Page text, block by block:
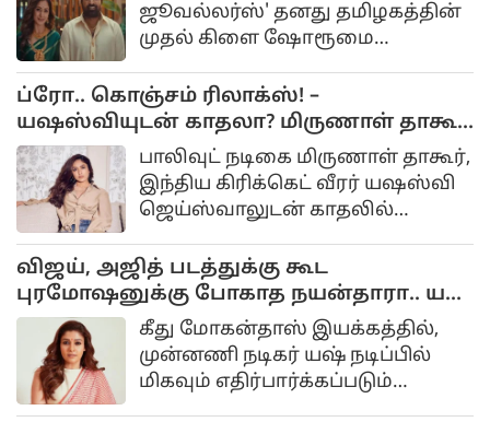
ஜூவல்லர்ஸ்' தனது தமிழகத்தின்
முதல் கிளை ஷோரூமை
பிரம்மாண்டமாகத்
தொடங்கியுள்ளது. இந்த புதிய
பிராண்டின் தமிழகத்திற்கான
பிராண்ட் தூதுவராக மக்கள்
செல்வன் விஜய் சேதுபதி
அறிவிக்கப்பட்டுள்ளார். ஏற்கனவே
நடிகை சிம்ரன் இந்த
நிறுவனத்தின் விளம்பர
பணிகளில் ஈடுபட்டுள்ள
நிலையில், தற்போது விஜய்
சேதுபதியும் இணைந்திருப்பது
ரசிகர்களை
ப்ரோ.. கொஞ்சம் ரிலாக்ஸ்! –
யஷஸ்வியுடன் காதலா? மிருணாள் தாகூர்
கொடுத்த பதில்!பாலிவுட் நடிகை மிருணாள் தாகூர்,
இந்திய கிரிக்கெட் வீரர் யஷஸ்வி
ஜெய்ஸ்வாலுடன் காதலில்
வலைதளங்களில்
விஜய், அஜித் படத்துக்கு கூட
புரமோஷனுக்கு போகாத நயன்தாரா.. யஷ்
படத்தில் மட்டும் ஆஜர்...
கீது மோகன்தாஸ் இயக்கத்தில்,
முன்னணி நடிகர் யஷ் நடிப்பில்
மிகவும் எதிர்பார்க்கப்படும்